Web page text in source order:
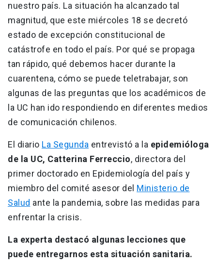
Vecinos launch
Donaciones launch
nuestro país. La situación ha alcanzado tal
magnitud, que este miércoles 18 se decretó
estado de excepción constitucional de
catástrofe en todo el país. Por qué se propaga
tan rápido, qué debemos hacer durante la
cuarentena, cómo se puede teletrabajar, son
algunas de las preguntas que los académicos de
la UC han ido respondiendo en diferentes medios
de comunicación chilenos.
El diario La Segunda entrevistó a la epidemióloga
de la UC, Catterina Ferreccio, directora del
primer doctorado en Epidemiología del país y
miembro del comité asesor del Ministerio de
Salud ante la pandemia, sobre las medidas para
enfrentar la crisis.
La experta destacó algunas lecciones que
puede entregarnos esta situación sanitaria.